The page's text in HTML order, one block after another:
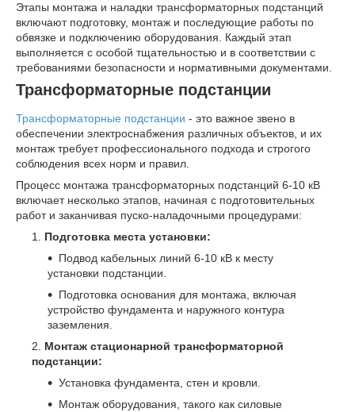
Этапы монтажа и наладки трансформаторных подстанций
включают подготовку, монтаж и последующие работы по
обвязке и подключению оборудования. Каждый этап
выполняется с особой тщательностью и в соответствии с
требованиями безопасности и нормативными документами.
Трансформаторные подстанции
Трансформаторные подстанции - это важное звено в
обеспечении электроснабжения различных объектов, и их
монтаж требует профессионального подхода и строгого
соблюдения всех норм и правил.
Процесс монтажа трансформаторных подстанций 6-10 кВ
включает несколько этапов, начиная с подготовительных
работ и заканчивая пуско-наладочными процедурами:
Подготовка места установки:
Подвод кабельных линий 6-10 кВ к месту
установки подстанции.
Подготовка основания для монтажа, включая
устройство фундамента и наружного контура
заземления.
Монтаж стационарной трансформаторной
подстанции:
Установка фундамента, стен и кровли.
Монтаж оборудования, такого как силовые